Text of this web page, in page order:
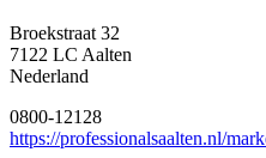
Broekstraat 32
7122 LC Aalten
Nederland
0800-12128
https://professionalsaalten.nl/